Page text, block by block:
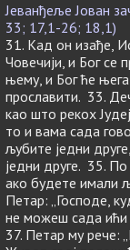
Јеванђеље Јован
33; 17,1-26; 18,1)
31. Кад он изађе,
Човечији, и Бог се
њему, и Бог ће
прославити. 33.
као што рекох
то и вама сада
љубите једни
једни друге. 35.
ако будете имали
Петар: „Господе,
не можеш сада ићи
37. Петар му рече: